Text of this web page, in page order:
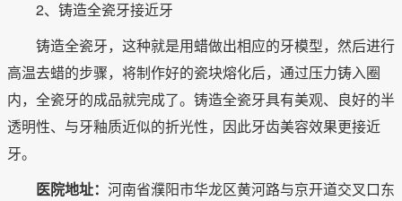
2、铸造全瓷牙接近牙
铸造全瓷牙，这种就是用蜡做出相应的牙模型，然后进行
高温去蜡的步骤，将制作好的瓷块熔化后，通过压力铸入圈
内，全瓷牙的成品就完成了。铸造全瓷牙具有美观、良好的半
透明性、与牙釉质近似的折光性，因此牙齿美容效果更接近
牙。
医院地址： 河南省濮阳市华龙区黄河路与京开道交叉口东